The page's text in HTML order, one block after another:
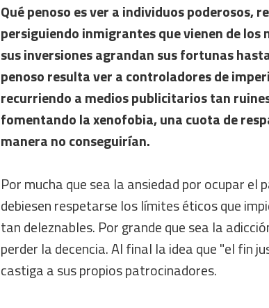
Qué penoso es ver a individuos poderosos,
persiguiendo inmigrantes que vienen de los
sus inversiones agrandan sus fortunas
penoso resulta ver a controladores de
recurriendo a medios publicitarios tan
fomentando la xenofobia, una cuota de
manera no conseguirían.
Por mucha que sea la ansiedad por ocupar el
debiesen respetarse los límites éticos que
tan deleznables. Por grande que sea la
perder la decencia. Al final la idea que "el fin
castiga a sus propios patrocinadores.